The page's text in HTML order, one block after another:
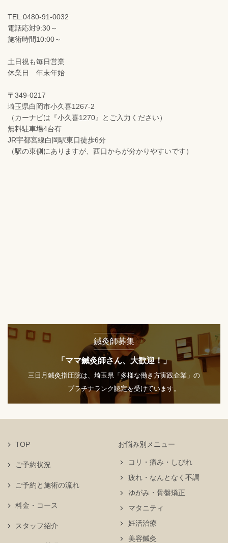
TEL:0480-91-0032
電話応対9:30～
施術時間10:00～
土日祝も毎日営業
休業日 年末年始
〒349-0217
埼玉県白岡市小久喜1267-2
（カーナビは『小久喜1270』とご入力ください）
無料駐車場4台有
JR宇都宮線白岡駅東口徒歩6分
（駅の東側にありますが、西口からが分かりやすいです）
鍼灸師募集
「ママ鍼灸師さん、大歓迎！」
三日月鍼灸指圧院は、埼玉県「多様な働き方実践企業」の
プラチナランク認定を受けています。
TOP
ご予約状況
お悩み別メニュー
コリ・痛み・しびれ
疲れ・なんとなく不調
ゆがみ・骨盤矯正
マタニティ
妊活治療
美容鍼灸
ご予約と施術の流れ
料金・コース
スタッフ紹介